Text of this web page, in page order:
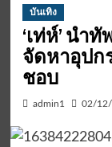
บันเทิง
‘เท่ห์’ นำ
จัดหาอุปก
ชอบ
admin1 02/12/